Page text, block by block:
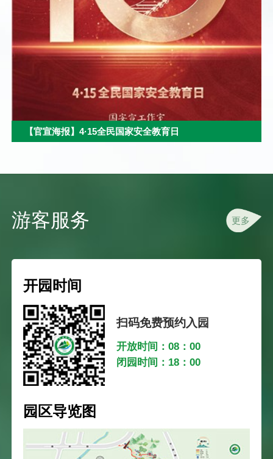
【官宣海报】4·15全民国家安全教育日
游客服务 更多
开园时间
扫码免费预约入园
开放时间：08：00
闭园时间：18：00
园区导览图